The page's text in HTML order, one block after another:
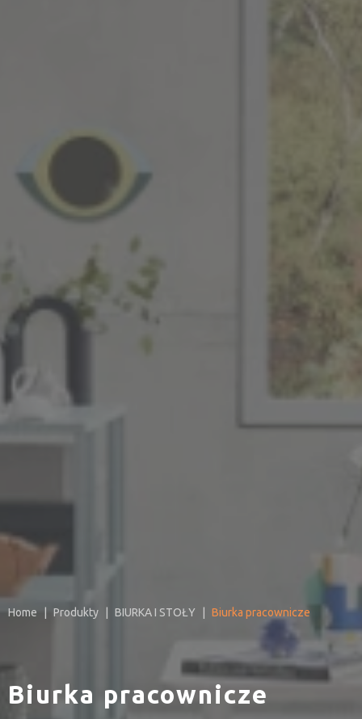
Home Produkty BIURKA I STOŁY Biurka pracownicze
Biurka pracownicze